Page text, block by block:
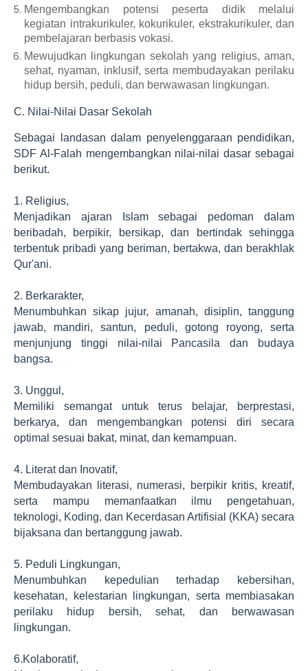
Mengembangkan potensi peserta didik melalui
kegiatan intrakurikuler, kokurikuler, ekstrakurikuler, dan
pembelajaran berbasis vokasi.
Mewujudkan lingkungan sekolah yang religius, aman,
sehat, nyaman, inklusif, serta membudayakan perilaku
hidup bersih, peduli, dan berwawasan lingkungan.
C. Nilai-Nilai Dasar Sekolah
Sebagai landasan dalam penyelenggaraan pendidikan,
SDF Al-Falah mengembangkan nilai-nilai dasar sebagai
berikut.
1. Religius,
Menjadikan ajaran Islam sebagai pedoman dalam
beribadah, berpikir, bersikap, dan bertindak sehingga
terbentuk pribadi yang beriman, bertakwa, dan berakhlak
Qur'ani.
2. Berkarakter,
Menumbuhkan sikap jujur, amanah, disiplin, tanggung
jawab, mandiri, santun, peduli, gotong royong, serta
menjunjung tinggi nilai-nilai Pancasila dan budaya
bangsa.
3. Unggul,
Memiliki semangat untuk terus belajar, berprestasi,
berkarya, dan mengembangkan potensi diri secara
optimal sesuai bakat, minat, dan kemampuan.
4. Literat dan Inovatif,
Membudayakan literasi, numerasi, berpikir kritis, kreatif,
serta mampu memanfaatkan ilmu pengetahuan,
teknologi, Koding, dan Kecerdasan Artifisial (KKA) secara
bijaksana dan bertanggung jawab.
5. Peduli Lingkungan,
Menumbuhkan kepedulian terhadap kebersihan,
kesehatan, kelestarian lingkungan, serta membiasakan
perilaku hidup bersih, sehat, dan berwawasan
lingkungan.
6.Kolaboratif,